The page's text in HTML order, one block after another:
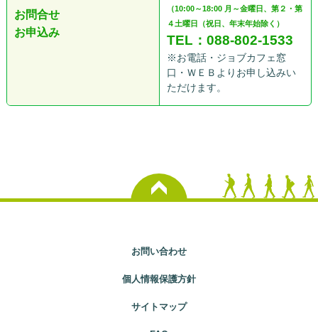
お問合せ
お申込み
（10:00～18:00 月～金曜日、第２・第
４土曜日（祝日、年末年始除く）
TEL：088-802-1533
※お電話・ジョブカフェ窓
口・ＷＥＢよりお申し込みい
ただけます。
お問い合わせ
個人情報保護方針
サイトマップ